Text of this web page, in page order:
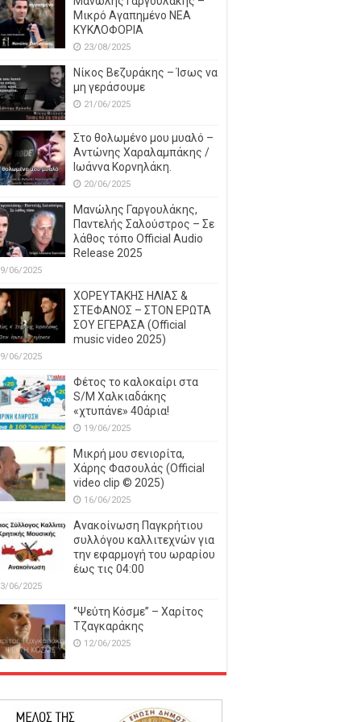
Μικρό Αγαπημένο NEΑ
ΚΥΚΛΟΦΟΡΙΑ
23/08/2025
Νίκος Βεζυράκης – Ίσως να
μη γεράσουμε
21/06/2025
Στο θολωμένο μου μυαλό –
Αντώνης Χαραλαμπάκης /
Ιωάννα Κορνηλάκη.
20/06/2025
Μανώλης Γαργουλάκης,
Παντελής Σαλούστρος – Σε
λάθος τόπο Official Audio
Release 2025
06/2025
ΧΟΡΕΥΤΑΚΗΣ ΗΛΙΑΣ &
ΣΤΕΦΑΝΟΣ – ΣΤΟΝ ΕΡΩΤΑ
ΣΟΥ ΕΓΕΡΑΣΑ (Official
music video 2025)
06/2025
Φέτος το καλοκαίρι στα
S/M Χαλκιαδάκης
«χτυπάνε» 40άρια!
19/06/2025
Μικρή μου σενιορίτα,
Χάρης Φασουλάς (Official
video clip © 2025)
16/06/2025
Ανακοίνωση Παγκρήτιου
συλλόγου καλλιτεχνών για
την εφαρμογή του ωραρίου
έως τις 04:00
06/2025
‘’Ψεύτη Κόσμε’’ – Χαρίτος
Τζαγκαράκης
12/06/2025